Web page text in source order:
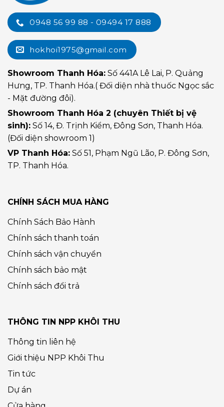
0948 56 99 88 - 09494 17 888
hokhoi1975@gmail.com
Showroom Thanh Hóa: Số 441A Lê Lai, P. Quảng
Hưng, TP. Thanh Hóa.( Đối diện nhà thuốc Ngọc sắc
- Mặt đường đôi).
Showroom Thanh Hóa 2 (chuyên Thiết bị vệ
sinh): Số 14, Đ. Trịnh Kiểm, Đông Sơn, Thanh Hóa.
(Đối diện showroom 1)
VP Thanh Hóa: Số 51, Phạm Ngũ Lão, P. Đông Sơn,
TP. Thanh Hóa.
CHÍNH SÁCH MUA HÀNG
Chính Sách Bảo Hành
Chính sách thanh toán
Chính sách vận chuyển
Chính sách bảo mật
Chính sách đổi trả
THÔNG TIN NPP KHÔI THU
Thông tin liên hệ
Giới thiệu NPP Khôi Thu
Tin tức
Dự án